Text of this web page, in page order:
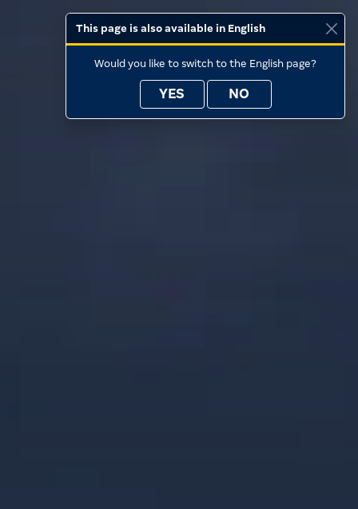
This page is also available in English
Would you like to switch to the English page?
YES NO